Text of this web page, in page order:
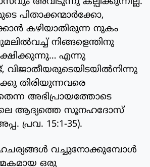
പിതാക്കന്മാര്‍ക്കോ,
കഴിയാതിരുന്ന നുകം
നിങ്ങളെന്തിനു
എന്നു
തിരിയുന്നവരെ
അഭിപ്രായത്തോടെ
ആദ്യത്തെ സൂനഹദോസ്
പ്രവ. 15:1-35).
വച്ചുനോക്കുമ്പോള്‍
ഒരു